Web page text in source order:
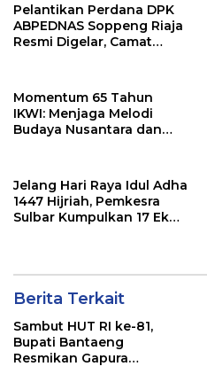
Pelantikan Perdana DPK
ABPEDNAS Soppeng Riaja
Resmi Digelar, Camat
Momentum 65 Tahun
IKWI: Menjaga Melodi
Budaya Nusantara dan
Jelang Hari Raya Idul Adha
1447 Hijriah, Pemkesra
Sulbar Kumpulkan 17 Ekor
Berita Terkait
Sambut HUT RI ke-81,
Bupati Bantaeng
Resmikan Gapura